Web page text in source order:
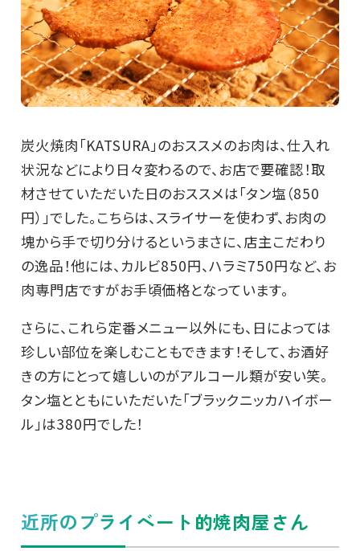
炭火焼肉「KATSURA」のおススメのお肉は、仕入れ
状況などにより日々変わるので、お店で要確認！取
材させていただいた日のおススメは「タン塩（850
円）」でした。こちらは、スライサーを使わず、お肉の
塊から手で切り分けるというまさに、店主こだわり
の逸品！他には、カルビ850円、ハラミ750円など、お
肉専門店ですがお手頃価格となっています。
さらに、これら定番メニュー以外にも、日によっては
珍しい部位を楽しむこともできます！そして、お酒好
きの方にとって嬉しいのがアルコール類が安い笑。
タン塩とともにいただいた「ブラックニッカハイボー
ル」は380円でした！
近所のプライベート的焼肉屋さん